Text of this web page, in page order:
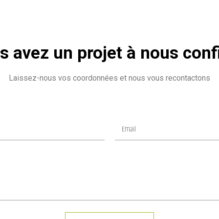
avez un projet à nous
Laissez-nous vos coordonnées et nous vous recontactons